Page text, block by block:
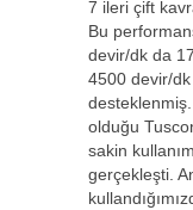
7 ileri çift
Bu
devir/dk da
4500 devir/
olduğu
sakin
gerçekleşti.